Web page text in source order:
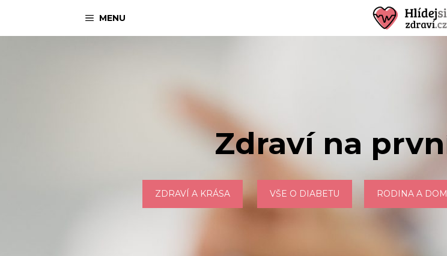
MENU
Zdraví na
ZDRAVÍ A KRÁSA VŠE O DIABETU RODINA A